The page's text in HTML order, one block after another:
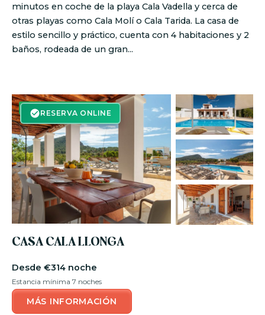
minutos en coche de la playa Cala Vadella y cerca de
otras playas como Cala Molí o Cala Tarida. La casa de
estilo sencillo y práctico, cuenta con 4 habitaciones y 2
baños, rodeada de un gran...
RESERVA ONLINE
RESERVA ON-LINE
CASA CALA LLONGA
€314 noche
Estancia mínima 7 noches
MÁS INFORMACIÓN